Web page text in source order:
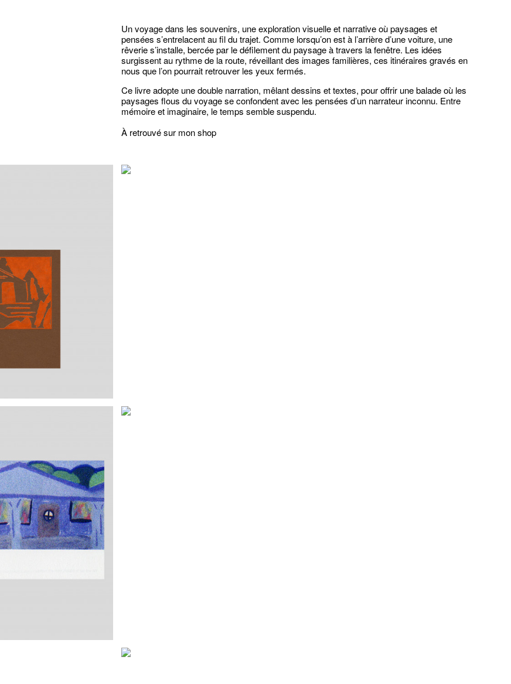
Un voyage dans les souvenirs, une exploration visuelle et narrative où paysages et
pensées s’entrelacent au fil du trajet. Comme lorsqu’on est à l’arrière d’une voiture, une
rêverie s’installe, bercée par le défilement du paysage à travers la fenêtre. Les idées
surgissent au rythme de la route, réveillant des images familières, ces itinéraires gravés en
nous que l’on pourrait retrouver les yeux fermés.
Ce livre adopte une double narration, mêlant dessins et textes, pour offrir une balade où les
paysages flous du voyage se confondent avec les pensées d’un narrateur inconnu. Entre
mémoire et imaginaire, le temps semble suspendu.
À retrouvé sur monshop